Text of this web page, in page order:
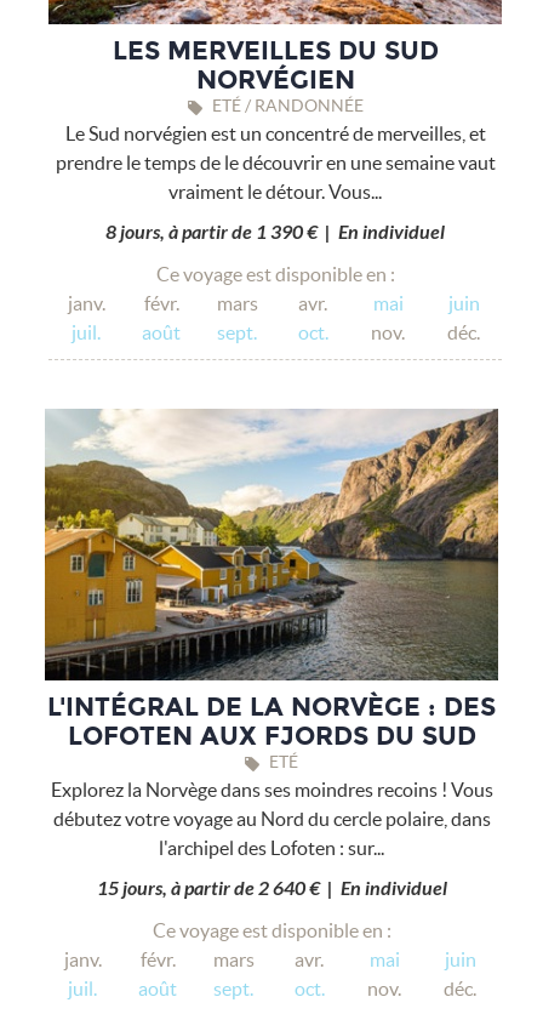
LES MERVEILLES DU SUD
NORVÉGIEN
ETÉ / RANDONNÉE
Le Sud norvégien est un concentré de merveilles, et
prendre le temps de le découvrir en une semaine vaut
vraiment le détour. Vous...
8 jours, à partir de 1 390 € | En individuel
Ce voyage est disponible en :
janv.
févr. mars avr. mai
juin
juil.
août sept. oct. nov. déc.
L'INTÉGRAL DE LA NORVÈGE : DES
LOFOTEN AUX FJORDS DU SUD
ETÉ
Explorez la Norvège dans ses moindres recoins ! Vous
débutez votre voyage au Nord du cercle polaire, dans
l'archipel des Lofoten : sur...
15 jours, à partir de 2 640 € | En individuel
Ce voyage est disponible en :
janv.
févr. mars avr. mai
juin
juil.
août sept. oct. nov. déc.